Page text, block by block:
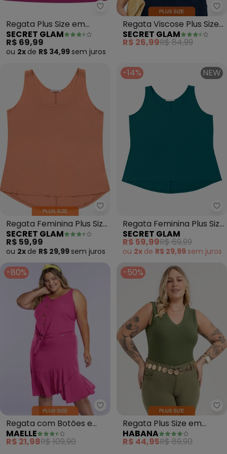
Secret Glam - Regata Plus
Regata Plus Size em
Ribana Canelada (Roxo)
SECRET GLAM
R$ 69,99
ou 2x de R$ 34,99 sem juros
Regata Viscose Plus Size
(Marrom)
SECRET GLAM
R$ 26,99R$ 84,99
Secret Glam - Regata
Regata Feminina Plus Size
(Marrom)
SECRET GLAM
R$ 59,99
ou 2x de R$ 29,99 sem juros
-14% NEW
Regata Feminina Plus Size
(Verde)
SECRET GLAM
R$ 59,99R$ 69,99
ou 2x de R$ 29,99 sem juros
-80%
Maelle - Regata com Botões e
Regata com Botões e
Amarração (Rosa)
MAELLE
R$ 21,98R$ 109,90
-50%
Regata Plus Size em
Canelado (Verde)
HABANA
R$ 44,95R$ 89,90